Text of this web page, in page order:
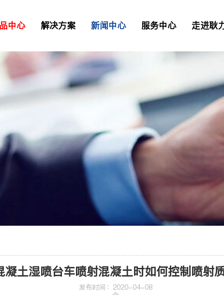
中心
二衬台车 正品配件
凝土喷射车
喷射车
射机
射机械手
解决方案 新闻中心
讯
服务中心
> 常见问题
> 我要报修
走进耿
> 工业园区
凝土湿喷台车喷射混凝土时如何控制喷射
发布时间：2020-04-08